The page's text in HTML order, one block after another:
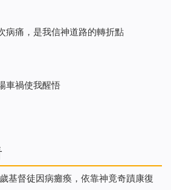
病痛，是我信神道路的轉折點
車禍使我醒悟
基督徒因病癱瘓，依靠神竟奇蹟康復